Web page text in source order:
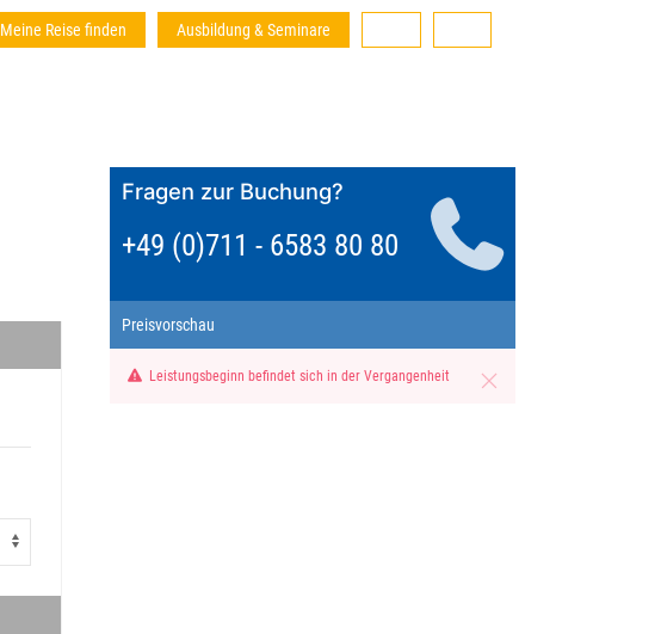
Meine Reise finden Ausbildung & Seminare
Fragen zur Buchung?
+49 (0)711 - 6583 80 80
Preisvorschau
Leistungsbeginn befindet sich in der Vergangenheit